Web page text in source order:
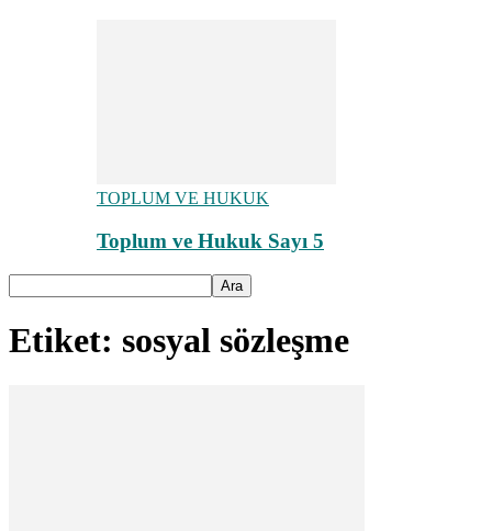
TOPLUM VE HUKUK
Toplum ve Hukuk Sayı 5
Etiket: sosyal sözleşme